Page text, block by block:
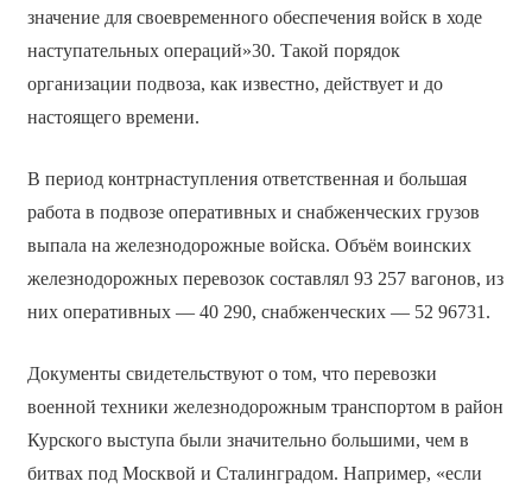
значение для своевременного обеспечения войск в ходе
наступательных операций»30. Такой порядок
организации подвоза, как известно, действует и до
настоящего времени.
В период контрнаступления ответственная и большая
работа в подвозе оперативных и снабженческих грузов
выпала на железнодорожные войска. Объём воинских
железнодорожных перевозок составлял 93 257 вагонов, из
них оперативных — 40 290, снабженческих — 52 96731.
Документы свидетельствуют о том, что перевозки
военной техники железнодорожным транспортом в район
Курского выступа были значительно большими, чем в
битвах под Москвой и Сталинградом. Например, «если